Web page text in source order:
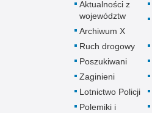
Aktualności z
województw
Archiwum X
Ruch drogowy
Poszukiwani
Zaginieni
Lotnictwo Policji
Polemiki i